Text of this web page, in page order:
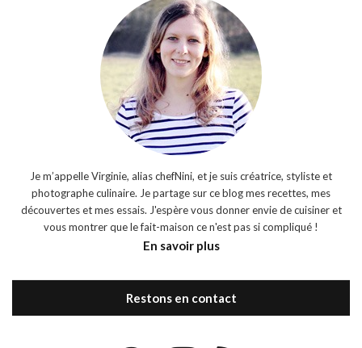
Je m’appelle Virginie, alias chefNini, et je suis créatrice, styliste et
photographe culinaire. Je partage sur ce blog mes recettes, mes
découvertes et mes essais. J'espère vous donner envie de cuisiner et
vous montrer que le fait-maison ce n'est pas si compliqué !
En savoir plus
Restons en contact